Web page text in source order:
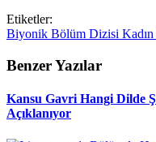
Etiketler:
Biyonik Bölüm Dizisi Kadın
Benzer Yazılar
Kansu Gavri Hangi Dilde
Açıklanıyor